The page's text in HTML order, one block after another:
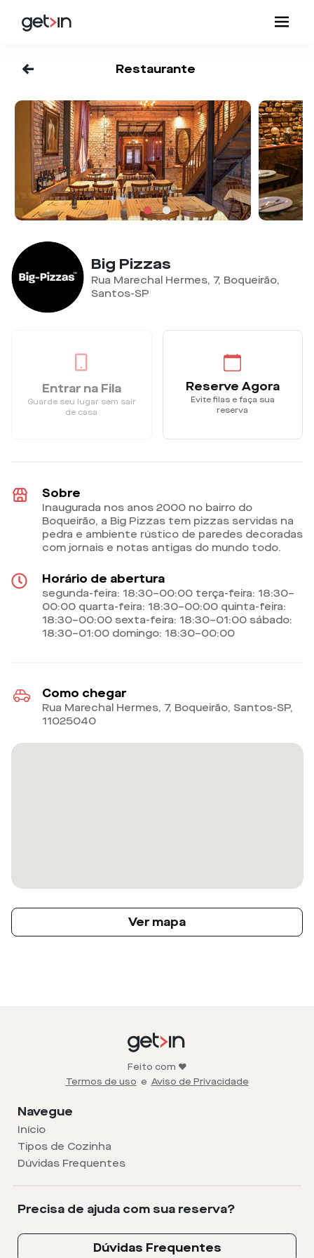
<- Restaurante
Big Pizzas
Rua Marechal Hermes, 7, Boqueirão,
Santos-SP
Entrar na Fila
Guarde seu lugar sem sair
de casa
Reserve Agora
Evite filas e faça sua
reserva
Sobre
Inaugurada nos anos 2000 no bairro do
Boqueirão, a Big Pizzas tem pizzas servidas na
pedra e ambiente rústico de paredes decoradas
com jornais e notas antigas do mundo todo.
Horário de abertura
segunda-feira: 18:30–00:00 terça-feira: 18:30–
00:00 quarta-feira: 18:30–00:00 quinta-feira:
18:30–00:00 sexta-feira: 18:30–01:00 sábado:
18:30–01:00 domingo: 18:30–00:00
Como chegar
Rua Marechal Hermes, 7, Boqueirão, Santos-SP,
11025040
Ver mapa
Feito com ❤️
Termos de uso e Aviso de Privacidade
Navegue
Início
Tipos de Cozinha
Dúvidas Frequentes
Precisa de ajuda com sua reserva?
Dúvidas Frequentes